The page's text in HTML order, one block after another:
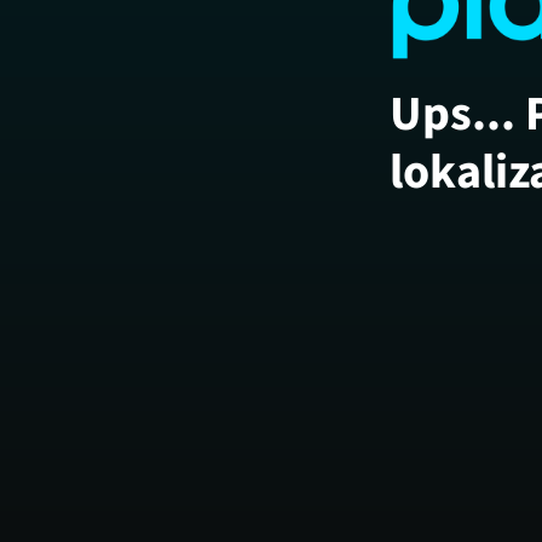
Ups...